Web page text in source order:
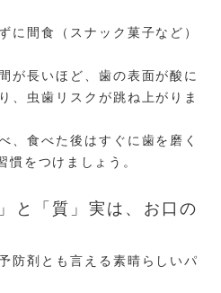
に間食（スナック菓子など）
が長いほど、歯の表面が酸に
、虫歯リスクが跳ね上がりま
、食べた後はすぐに歯を磨く
慣をつけましょう。
と「質」実は、お口の
防剤とも言える素晴らしいパ